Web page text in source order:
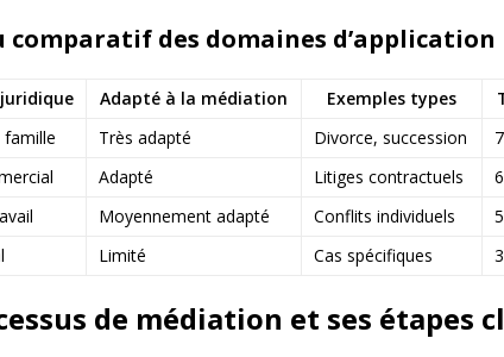
comparatif des domaines d’application
Adapté à la médiation Exemples types
Très adapté Divorce, succession
Adapté Litiges contractuels
Moyennement adapté Conflits individuels
Limité Cas spécifiques
de médiation et ses étapes